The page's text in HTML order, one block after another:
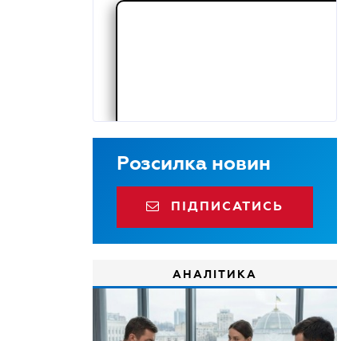
Розсилка новин
ПІДПИСАТИСЬ
АНАЛІТИКА